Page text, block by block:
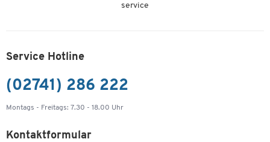
service
Service Hotline
(02741) 286 222
Montags - Freitags: 7.30 - 18.00 Uhr
Kontaktformular